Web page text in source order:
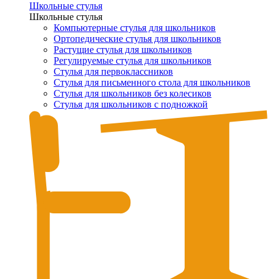
Школьные стулья
Школьные стулья
Компьютерные стулья для школьников
Ортопедические стулья для школьников
Растущие стулья для школьников
Регулируемые стулья для школьников
Стулья для первоклассников
Стулья для письменного стола для школьников
Стулья для школьников без колесиков
Стулья для школьников с подножкой